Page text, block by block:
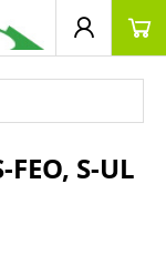
FEO, S-UL